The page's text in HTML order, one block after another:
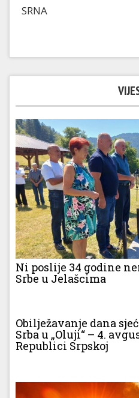
SRNA
Ni poslije 34 godine
Srbe u Jelašcima
Obilježavanje dana
Srba u „Oluji“ – 4.
Republici Srpskoj